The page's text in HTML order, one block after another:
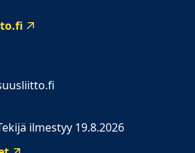
ilmestyy 19.8.2026